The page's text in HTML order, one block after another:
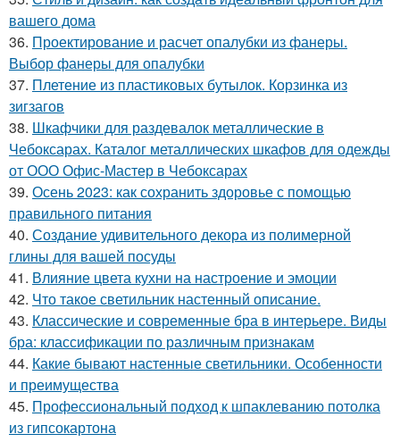
вашего дома
36. Проектирование и расчет опалубки из фанеры.
Выбор фанеры для опалубки
37. Плетение из пластиковых бутылок. Корзинка из
зигзагов
38. Шкафчики для раздевалок металлические в
Чебоксарах. Каталог металлических шкафов для одежды
от ООО Офис-Мастер в Чебоксарах
39. Осень 2023: как сохранить здоровье с помощью
правильного питания
40. Создание удивительного декора из полимерной
глины для вашей посуды
41. Влияние цвета кухни на настроение и эмоции
42. Что такое светильник настенный описание.
43. Классические и современные бра в интерьере. Виды
бра: классификации по различным признакам
44. Какие бывают настенные светильники. Особенности
и преимущества
45. Профессиональный подход к шпаклеванию потолка
из гипсокартона